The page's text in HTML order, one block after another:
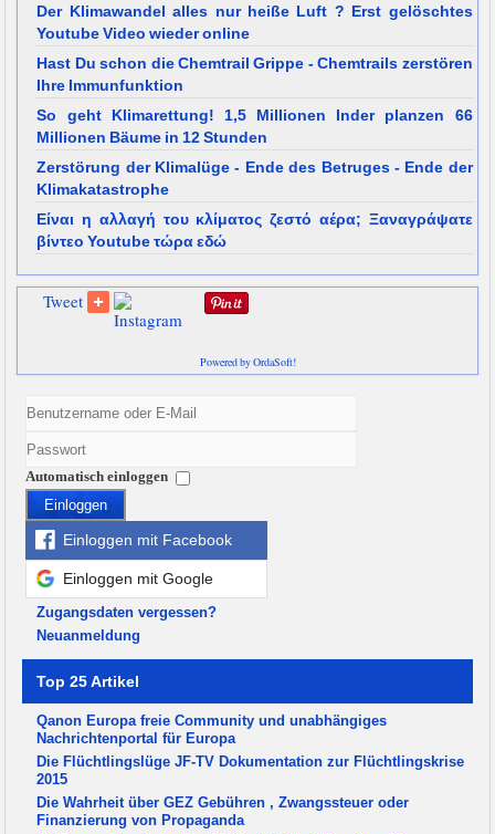
Der Klimawandel alles nur heiße Luft ? Erst gelöschtes
Youtube Video wieder online
Hast Du schon die Chemtrail Grippe - Chemtrails zerstören
Ihre Immunfunktion
So geht Klimarettung! 1,5 Millionen Inder planzen 66
Millionen Bäume in 12 Stunden
Zerstörung der Klimalüge - Ende des Betruges - Ende der
Klimakatastrophe
Είναι η αλλαγή του κλίματος ζεστό αέρα; Ξαναγράψατε
βίντεο Youtube τώρα εδώ
Tweet
Powered by OrdaSoft!
Automatisch einloggen
Einloggen
Einloggen mit Facebook
Einloggen mit Google
Zugangsdaten vergessen?
Neuanmeldung
Top 25 Artikel
Qanon Europa freie Community und unabhängiges
Nachrichtenportal für Europa
Die Flüchtlingslüge JF-TV Dokumentation zur Flüchtlingskrise
2015
Die Wahrheit über GEZ Gebühren , Zwangssteuer oder
Finanzierung von Propaganda